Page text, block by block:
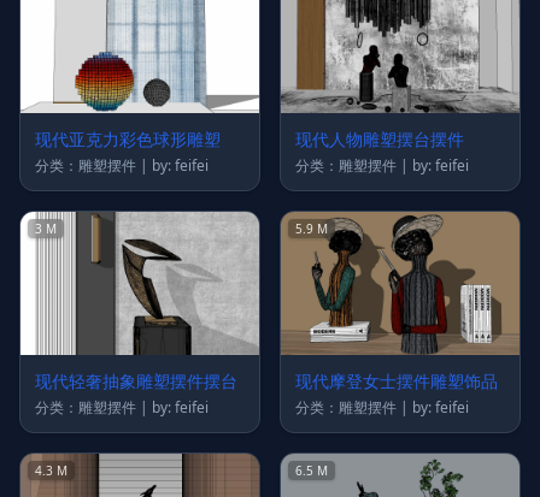
现代亚克力彩色球形雕塑
分类：雕塑摆件 | by: feifei
现代人物雕塑摆台摆件
分类：雕塑摆件 | by: feifei
3 M
现代轻奢抽象雕塑摆件摆台
分类：雕塑摆件 | by: feifei
5.9 M
现代摩登女士摆件雕塑饰品
分类：雕塑摆件 | by: feifei
4.3 M 6.5 M